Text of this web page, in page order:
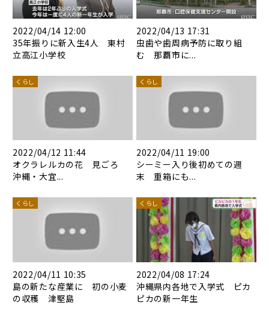
2022/04/14 12:00
35年振りに新入生4人 東村
立高江小学校
2022/04/13 17:31
虫歯や歯周病予防に取り組
む 那覇市に...
くらし
2022/04/12 11:44
オクラレルカの花 見ごろ
沖縄・大宜...
くらし
2022/04/11 19:00
シーミー入り後初めての週
末 重箱にも...
くらし
2022/04/11 10:35
島の新たな産業に 初の小麦
の収穫 津堅島
くらし
2022/04/08 17:24
沖縄県内各地で入学式 ピカ
ピカの新一年生